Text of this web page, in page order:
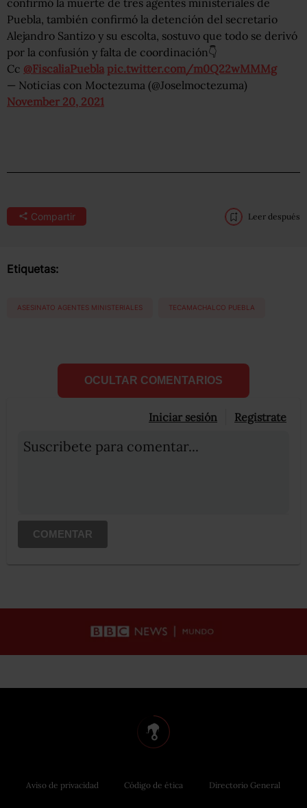
Puebla, también confirmó la detención del secretario
Alejandro Santizo y su escolta, sostuvo que todo se derivó
por la confusión y falta de coordinación👇
Cc @FiscaliaPuebla pic.twitter.com/m0Q22wMMMg
— Noticias con Moctezuma (@Joselmoctezuma)
November 20, 2021
Compartir Leer después
Etiquetas:
ASESINATO AGENTES MINISTERIALES TECAMACHALCO PUEBLA
OCULTAR COMENTARIOS
Iniciar sesión Registrate
Suscribete para comentar...
COMENTAR
Aviso de privacidad Código de ética Directorio General